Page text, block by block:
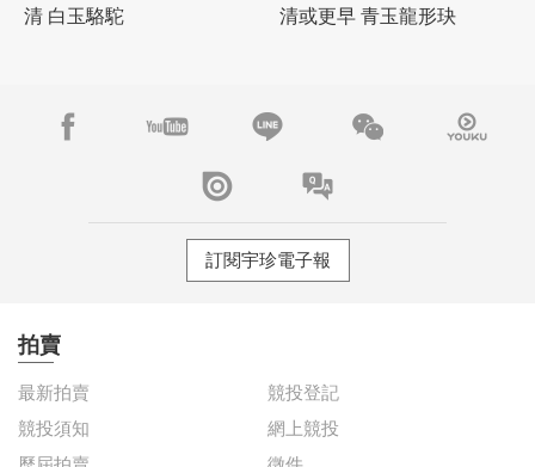
清 白玉駱駝 清或更早 青玉龍形玦
訂閱宇珍電子報
拍賣
最新拍賣
競投登記
競投須知
網上競投